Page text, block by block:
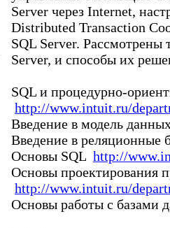
Server через Internet,
Distributed Transaction
SQL Server. Рассмотрены
Server, и способы их
SQL и процедурно-
http://www.intuit.ru/
Введение в модель
Введение в
Основы SQL http://
Основы проектирования
http://www.intuit.ru/
Основы работы с базами